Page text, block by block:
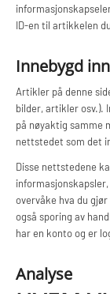
ID-en til artikkelen
Innebygd
Artikler på denne
bilder, artikler osv.).
på nøyaktig samme
nettstedet som det
Disse nettstedene
overvåke hva du
også sporing av
har en konto og er
Analyse